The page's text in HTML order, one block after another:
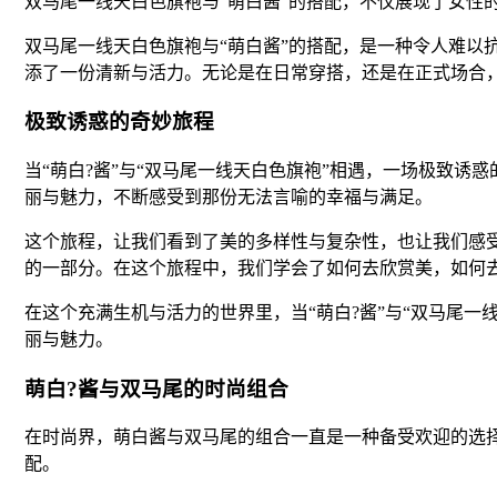
双马尾一线天白色旗袍与“萌白酱”的搭配，是一种令人难
添了一份清新与活力。无论是在日常穿搭，还是在正式场合
极致诱惑的奇妙旅程
当“萌白?酱”与“双马尾一线天白色旗袍”相遇，一场极致诱
丽与魅力，不断感受到那份无法言喻的幸福与满足。
这个旅程，让我们看到了美的多样性与复杂性，也让我们
的一部分。在这个旅程中，我们学会了如何去欣赏美，如何
在这个充满生机与活力的世界里，当“萌白?酱”与“双马尾
丽与魅力。
萌白?酱与双马尾的时尚组合
在时尚界，萌白酱与双马尾的组合一直是一种备受欢迎的
配。